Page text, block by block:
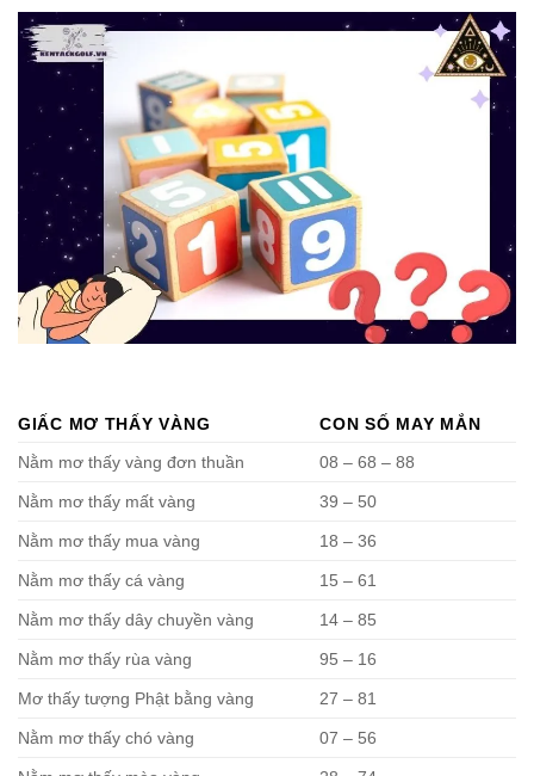
GIẤC MƠ THẤY VÀNG
CON SỐ MAY MẮN
Nằm mơ thấy vàng đơn thuần
08 – 68 – 88
Nằm mơ thấy mất vàng 39 – 50
Nằm mơ thấy mua vàng 18 – 36
Nằm mơ thấy cá vàng 15 – 61
Nằm mơ thấy dây chuyền vàng 14 – 85
Nằm mơ thấy rùa vàng 95 – 16
Mơ thấy tượng Phật bằng vàng 27 – 81
Nằm mơ thấy chó vàng 07 – 56